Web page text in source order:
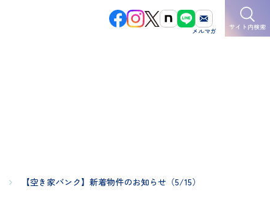
サイト内検索
【空き家バンク】新着物件のお知らせ（5/15）